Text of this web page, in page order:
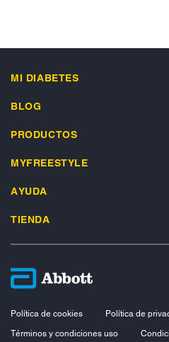
MI DIABETES
BLOG
PRODUCTOS
MYFREESTYLE
AYUDA
TIENDA
Política de cookies
Política de
Términos y condiciones uso